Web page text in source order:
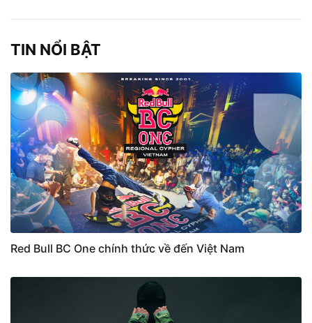
TIN NỔI BẬT
Red Bull BC One chính thức về đến Việt Nam